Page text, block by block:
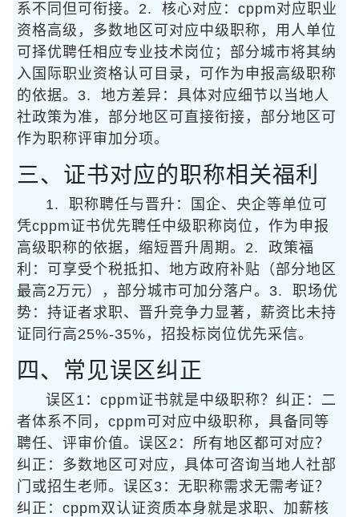
系不同但可衔接。2. 核心对应：cppm对应职业
资格高级，多数地区可对应中级职称，用人单位
可择优聘任相应专业技术岗位；部分城市将其纳
入国际职业资格认可目录，可作为申报高级职称
的依据。3. 地方差异：具体对应细节以当地人
社政策为准，部分地区可直接衔接，部分地区可
作为职称评审加分项。
三、证书对应的职称相关福利
1. 职称聘任与晋升：国企、央企等单位可
凭cppm证书优先聘任中级职称岗位，作为申报
高级职称的依据，缩短晋升周期。2. 政策福
利：可享受个税抵扣、地方政府补贴（部分地区
最高2万元），部分城市可加分落户。3. 职场优
势：持证者求职、晋升竞争力显著，薪资比未持
证同行高25%-35%，招投标岗位优先采信。
四、常见误区纠正
误区1：cppm证书就是中级职称？纠正：二
者体系不同，cppm可对应中级职称，具备同等
聘任、评审价值。误区2：所有地区都可对应？
纠正：多数地区可对应，具体可咨询当地人社部
门或招生老师。误区3：无职称需求无需考证？
纠正：cppm双认证资质本身就是求职、加薪核